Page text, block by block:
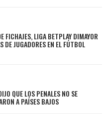
FICHAJES, LIGA BETPLAY DIMAYOR
JUGADORES EN EL FÚTBOL
QUE LOS PENALES NO SE
A PAÍSES BAJOS